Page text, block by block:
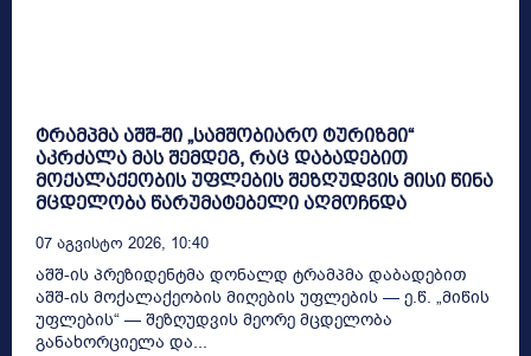
ტრამპმა აშშ-ში „სამშობიარო ტურიზმი“
აკრძალა მას შემდეგ, რაც დაბადებით
მოქალაქეობის უფლების შეზღუდვის მისი წინა
მცდელობა წარუმატებელი აღმოჩნდა
07 Აგვისტო 2026, 10:40
აშშ-ის პრეზიდენტმა დონალდ ტრამპმა დაბადებით
აშშ-ის მოქალაქეობის მიღების უფლების — ე.წ. „მიწის
უფლების“ — შეზღუდვის მეორე მცდელობა
განახორციელა და...